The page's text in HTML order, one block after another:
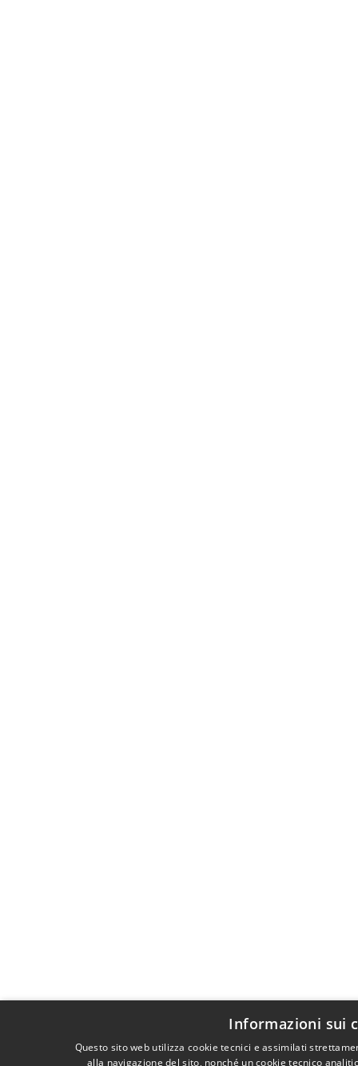
Informazioni sui
Questo sito web utilizza cookie tecnici e assimilati
alla navigazione del sito, nonché un cookie tecnico